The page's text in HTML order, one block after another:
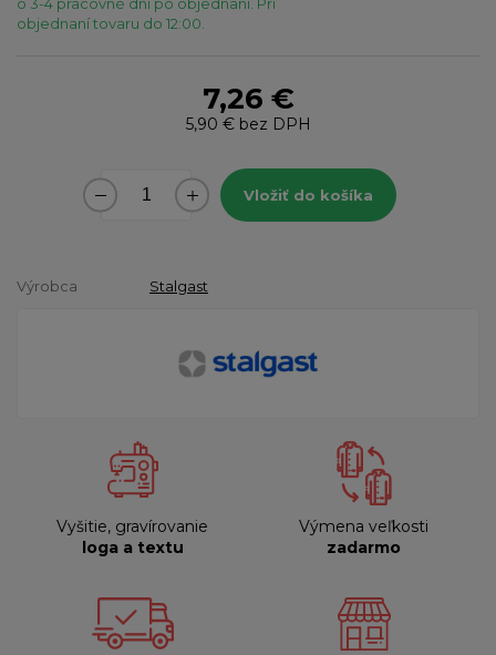
objednaní tovaru do 12:00.
7,26 €
5,90 €bez DPH
Vložiť do košíka
Výrobca Stalgast
Vyšitie, gravírovanie
loga a textu
Výmena veľkosti
zadarmo